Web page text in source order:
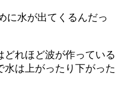
に水が出てくるんだっ
れほど波が作っている
水は上がったり下がった